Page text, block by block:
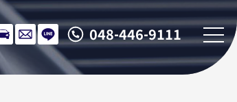
048-446-9111